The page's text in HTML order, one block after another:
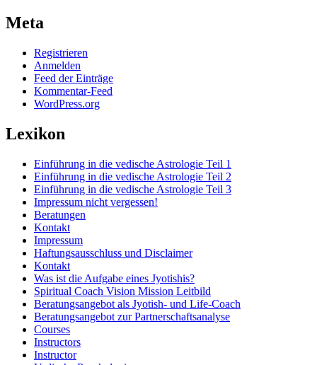
Meta
Registrieren
Anmelden
Feed der Einträge
Kommentar-Feed
WordPress.org
Lexikon
Einführung in die vedische Astrologie Teil 1
Einführung in die vedische Astrologie Teil 2
Einführung in die vedische Astrologie Teil 3
Impressum nicht vergessen!
Beratungen
Kontakt
Impressum
Haftungsausschluss und Disclaimer
Kontakt
Was ist die Aufgabe eines Jyotishis?
Spiritual Coach Vision Mission Leitbild
Beratungsangebot als Jyotish- und Life-Coach
Beratungsangebot zur Partnerschaftsanalyse
Courses
Instructors
Instructor